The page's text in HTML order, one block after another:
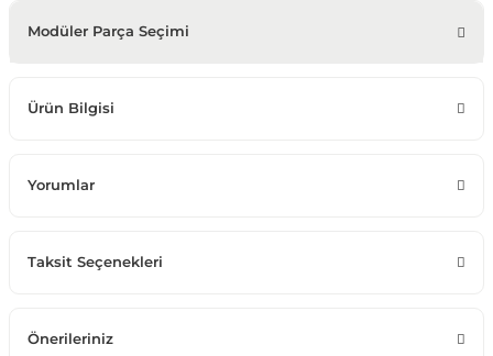
Modüler Parça Seçimi
Ürün Bilgisi
Yorumlar
Taksit Seçenekleri
Önerileriniz